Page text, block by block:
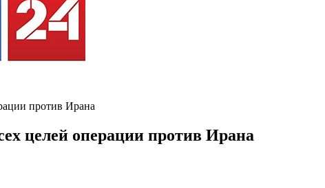
против Ирана
целей операции против Ирана